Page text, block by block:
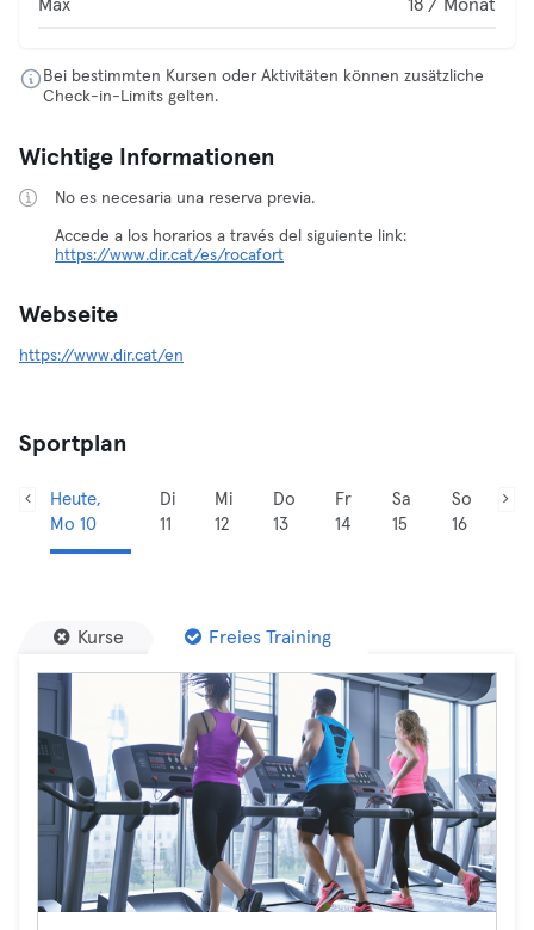
Max 18 / Monat
Bei bestimmten Kursen oder Aktivitäten können zusätzliche
Check-in-Limits gelten.
Wichtige Informationen
No es necesaria una reserva previa.
Accede a los horarios a través del siguiente link:
https://www.dir.cat/es/rocafort
Webseite
https://www.dir.cat/en
Sportplan
Heute,
Mo 10
Di
11
Mi
12
Do
13
Fr
14
Sa
15
So
16
Kurse Freies Training